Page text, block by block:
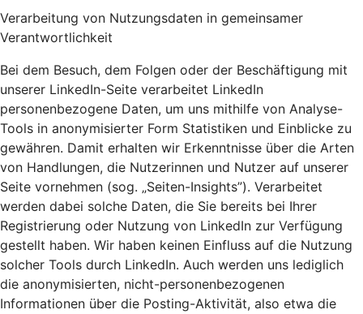
Verarbeitung von Nutzungsdaten in gemeinsamer
Verantwortlichkeit
Bei dem Besuch, dem Folgen oder der Beschäftigung mit
unserer LinkedIn-Seite verarbeitet LinkedIn
personenbezogene Daten, um uns mithilfe von Analyse-
Tools in anonymisierter Form Statistiken und Einblicke zu
gewähren. Damit erhalten wir Erkenntnisse über die Arten
von Handlungen, die Nutzerinnen und Nutzer auf unserer
Seite vornehmen (sog. „Seiten-Insights”). Verarbeitet
werden dabei solche Daten, die Sie bereits bei Ihrer
Registrierung oder Nutzung von LinkedIn zur Verfügung
gestellt haben. Wir haben keinen Einfluss auf die Nutzung
solcher Tools durch LinkedIn. Auch werden uns lediglich
die anonymisierten, nicht-personenbezogenen
Informationen über die Posting-Aktivität, also etwa die